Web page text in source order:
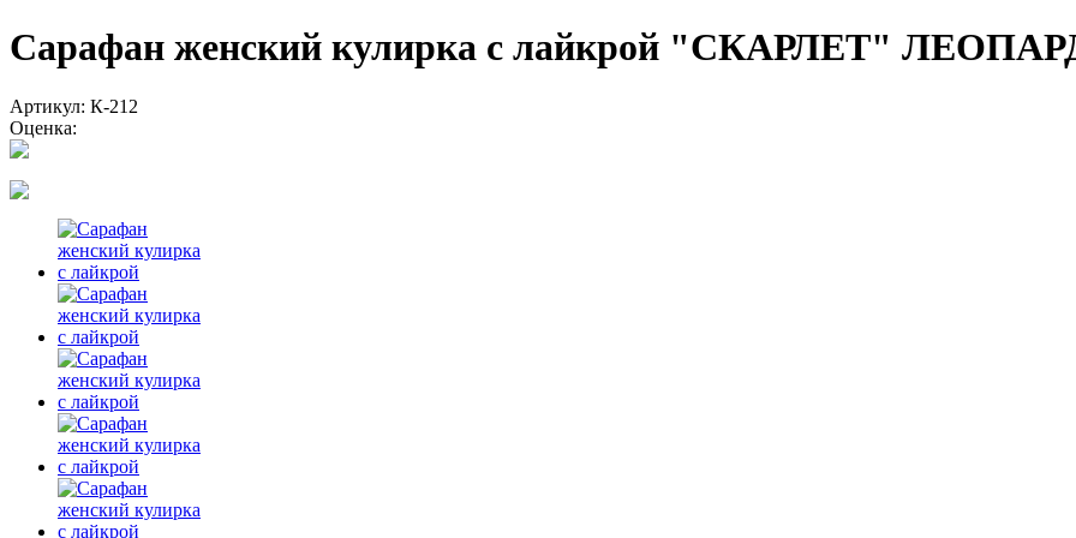
Сарафан женский кулирка с лайкрой "СКАРЛЕТ"
Артикул: К-212
Оценка: